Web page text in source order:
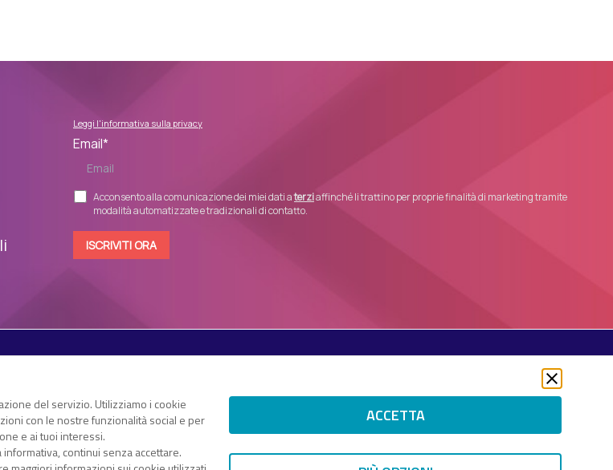
Leggi l'informativa sulla privacy
Email*
Acconsento alla comunicazione dei miei dati aterziaffinché li trattino per proprie finalità di marketing tramite
modalità automatizzate e tradizionali di contatto.
hub”
White paper
Eventi on demand
Eventi futuri
Instagram
13868590962 – © 2025 Nextwork360. ALL RIGHTS RESERVED.
del servizio. Utilizziamo i cookie
con le nostre funzionalità social e per
e ai tuoi interessi.
informativa, continui senza accettare.
ACCETTA